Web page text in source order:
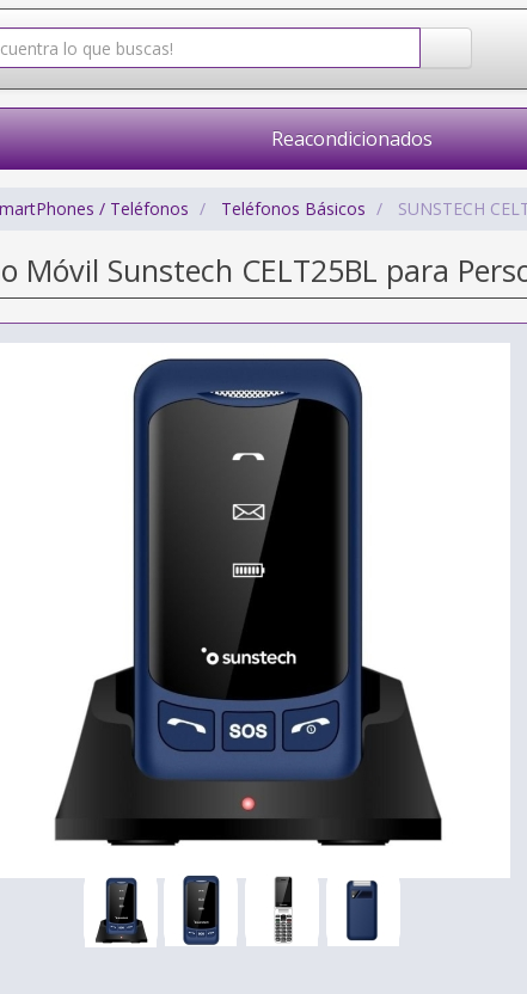
Reacondicionados
/ Teléfonos Teléfonos Básicos SUNSTECH
Móvil Sunstech CELT25BL para